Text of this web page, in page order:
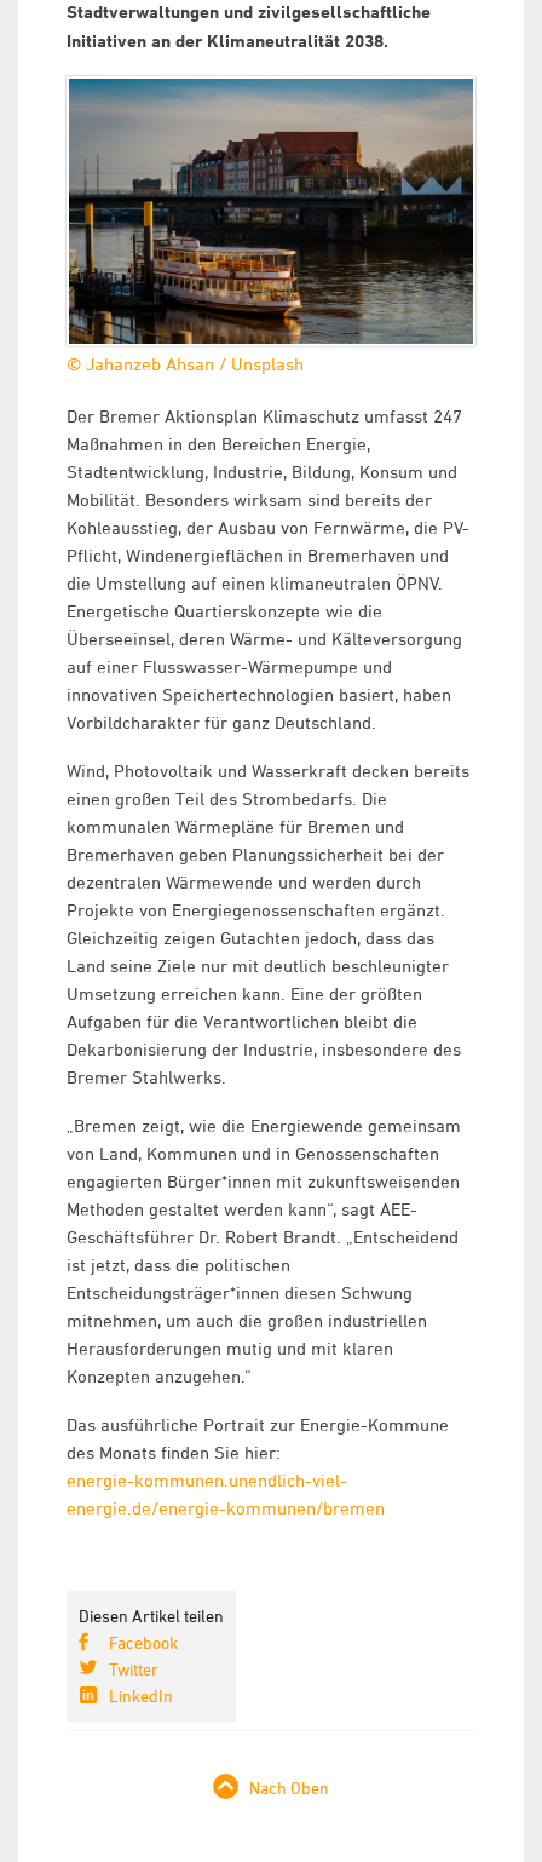
Stadtverwaltungen und zivilgesellschaftliche
Initiativen an der Klimaneutralität 2038.
© Jahanzeb Ahsan / Unsplash
Der Bremer Aktionsplan Klimaschutz umfasst 247
Maßnahmen in den Bereichen Energie,
Stadtentwicklung, Industrie, Bildung, Konsum und
Mobilität. Besonders wirksam sind bereits der
Kohleausstieg, der Ausbau von Fernwärme, die PV-
Pflicht, Windenergieflächen in Bremerhaven und
die Umstellung auf einen klimaneutralen ÖPNV.
Energetische Quartierskonzepte wie die
Überseeinsel, deren Wärme- und Kälteversorgung
auf einer Flusswasser-Wärmepumpe und
innovativen Speichertechnologien basiert, haben
Vorbildcharakter für ganz Deutschland.
Wind, Photovoltaik und Wasserkraft decken bereits
einen großen Teil des Strombedarfs. Die
kommunalen Wärmepläne für Bremen und
Bremerhaven geben Planungssicherheit bei der
dezentralen Wärmewende und werden durch
Projekte von Energiegenossenschaften ergänzt.
Gleichzeitig zeigen Gutachten jedoch, dass das
Land seine Ziele nur mit deutlich beschleunigter
Umsetzung erreichen kann. Eine der größten
Aufgaben für die Verantwortlichen bleibt die
Dekarbonisierung der Industrie, insbesondere des
Bremer Stahlwerks.
„Bremen zeigt, wie die Energiewende gemeinsam
von Land, Kommunen und in Genossenschaften
engagierten Bürger*innen mit zukunftsweisenden
Methoden gestaltet werden kann“, sagt AEE-
Geschäftsführer Dr. Robert Brandt. „Entscheidend
ist jetzt, dass die politischen
Entscheidungsträger*innen diesen Schwung
mitnehmen, um auch die großen industriellen
Herausforderungen mutig und mit klaren
Konzepten anzugehen.“
Das ausführliche Portrait zur Energie-Kommune
des Monats finden Sie hier:
energie-kommunen.unendlich-viel-
energie.de/energie-kommunen/bremen
Diesen Artikel teilen
Facebook
Twitter
LinkedIn
Nach Oben